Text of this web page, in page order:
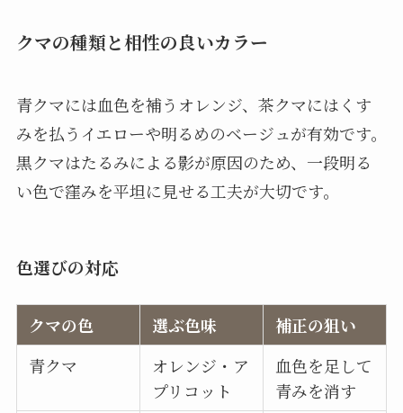
クマの種類と相性の良いカラー
青クマには血色を補うオレンジ、茶クマにはくす
みを払うイエローや明るめのベージュが有効です。
黒クマはたるみによる影が原因のため、一段明る
い色で窪みを平坦に見せる工夫が大切です。
色選びの対応
クマの色 選ぶ色味
補正の狙い
青クマ
オレンジ・ア
プリコット
血色を足して
青みを消す